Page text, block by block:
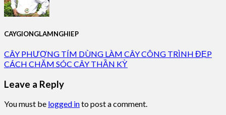
CAYGIONGLAMNGHIEP
CÂY PHƯỢNG TÍM DÙNG LÀM CÂY CÔNG TRÌNH ĐẸP
CÁCH CHĂM SÓC CÂY THẦN KỲ
Leave a Reply
You must be logged into post a comment.